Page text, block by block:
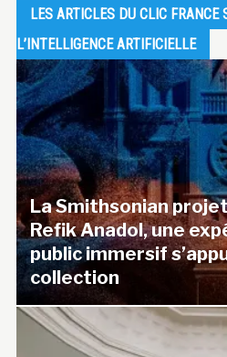
LES ARTICLES DU CLIC FRANCE
L’INTELLIGENCE ARTIFICIELLE
La Smithsonian
Refik Anadol, une
public immersif
collection